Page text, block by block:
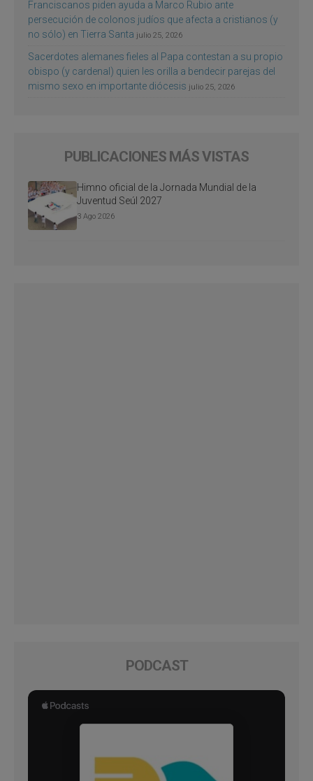
Franciscanos piden ayuda a Marco Rubio ante
persecución de colonos judíos que afecta a cristianos (y
no sólo) en Tierra Santa julio 25, 2026
Sacerdotes alemanes fieles al Papa contestan a su propio
obispo (y cardenal) quien les orilla a bendecir parejas del
mismo sexo en importante diócesis julio 25, 2026
PUBLICACIONES MÁS VISTAS
Himno oficial de la Jornada Mundial de la
Juventud Seúl 2027
3 Ago 2026
PODCAST